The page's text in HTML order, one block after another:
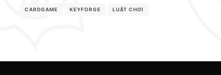
CARDGAME KEYFORGE LUẬT CHƠI